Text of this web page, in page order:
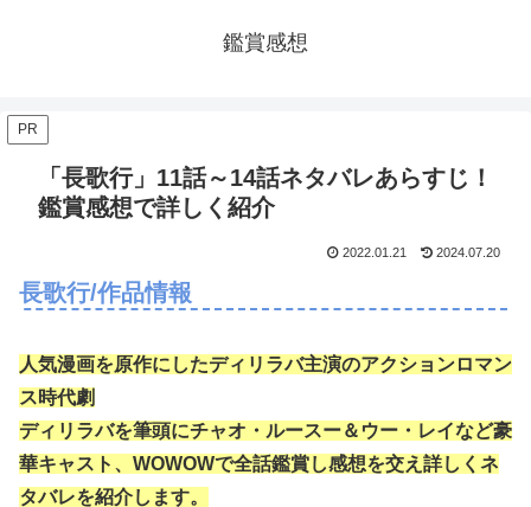
鑑賞感想
PR
「長歌行」11話～14話ネタバレあらすじ！
鑑賞感想で詳しく紹介
2022.01.21 2024.07.20
長歌行/作品情報
人気漫画を原作にしたディリラバ主演のアクションロマン
ス時代劇
ディリラバを筆頭にチャオ・ルースー＆ウー・レイなど豪
華キャスト、WOWOWで全話鑑賞し感想を交え詳しくネ
タバレを紹介します。